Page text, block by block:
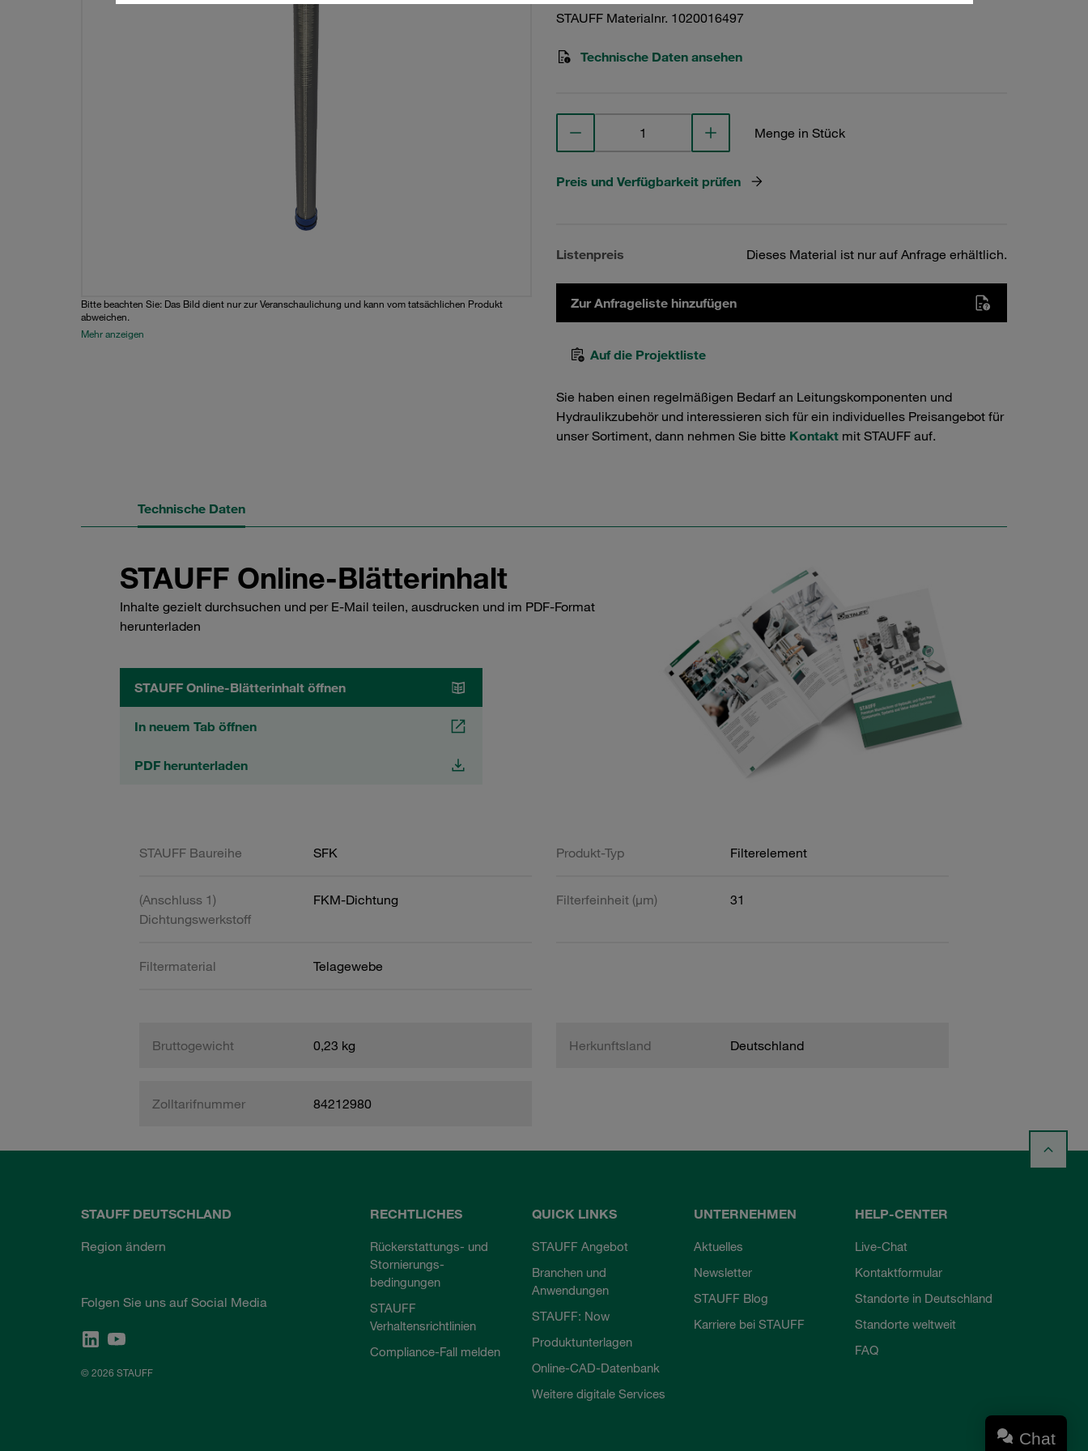
Bitte beachten Sie: Das Bild dient nur zur Veranschaulichung und kann vom tatsächlichen Produkt
abweichen.
Mehr anzeigen
STAUFF Materialnr. 1020016497
Technische Daten ansehen
Menge in Stück
Preis und Verfügbarkeit prüfen
Listenpreis Dieses Material ist nur auf Anfrage erhältlich.
Zur Anfrageliste hinzufügen
Auf die Projektliste
Sie haben einen regelmäßigen Bedarf an Leitungskomponenten und
Hydraulikzubehör und interessieren sich für ein individuelles Preisangebot für
unser Sortiment, dann nehmen Sie bitte Kontakt mit STAUFF auf.
Technische Daten
STAUFF Online-Blätterinhalt
Inhalte gezielt durchsuchen und per E-Mail teilen, ausdrucken und im PDF-Format
herunterladen
STAUFF Online-Blätterinhalt öffnen
In neuem Tab öffnen
PDF herunterladen
STAUFF Baureihe SFK Produkt-Typ Filterelement
(Anschluss 1)
Dichtungswerkstoff
FKM-Dichtung Filterfeinheit (µm) 31
Filtermaterial Telagewebe
Bruttogewicht 0,23 kg Herkunftsland Deutschland
Zolltarifnummer 84212980
STAUFF DEUTSCHLAND
Region ändern
Folgen Sie uns auf Social Media
© 2026 STAUFF
RECHTLICHES
Rückerstattungs- und
Stornierungs-
bedingungen
STAUFF
Verhaltensrichtlinien
Compliance-Fall melden
QUICK LINKS
STAUFF Angebot
Branchen und
Anwendungen
STAUFF: Now
Produktunterlagen
Online-CAD-Datenbank
Weitere digitale Services
UNTERNEHMEN
Aktuelles
Newsletter
STAUFF Blog
Karriere bei STAUFF
HELP-CENTER
Live-Chat
Kontaktformular
Standorte in Deutschland
Standorte weltweit
FAQ
Chat